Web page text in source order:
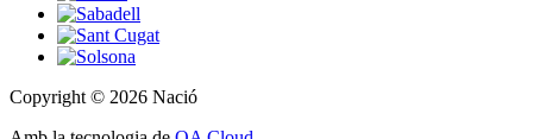
Copyright © 2026 Nació